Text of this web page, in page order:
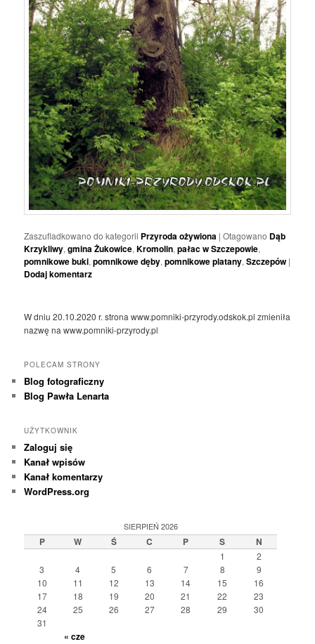
Zaszufladkowano do kategorii Przyroda ożywiona |Otagowano Dąb
Krzykliwy,gmina Żukowice,Kromolin,pałac w Szczepowie,
pomnikowe buki,pomnikowe dęby,pomnikowe platany,Szczepów |
Dodaj komentarz
W dniu 20.10.2020 r. strona www.pomniki-przyrody.odskok.pl zmieniła
nazwę na www.pomniki-przyrody.pl
POLECAM STRONY
Blog fotograficzny
Blog Pawła Lenarta
UŻYTKOWNIK
Zaloguj się
Kanał wpisów
Kanał komentarzy
WordPress.org
SIERPIEŃ 2026
P W Ś C P S N
1
2
3
4 5 6 7 8
9
10
11 12 13 14 15
16
17
18 19 20 21 22
23
24
25 26 27 28 29
30
31
« cze